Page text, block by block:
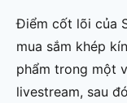
Điểm cốt lõi của
mua sắm khép
phẩm trong một
livestream, sau